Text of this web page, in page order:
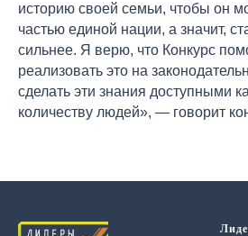
историю своей семьи, чтобы он
частью единой нации, а значит,
сильнее. Я верю, что Конкурс
реализовать это на
сделать эти знания доступными
количеству людей», — говорит